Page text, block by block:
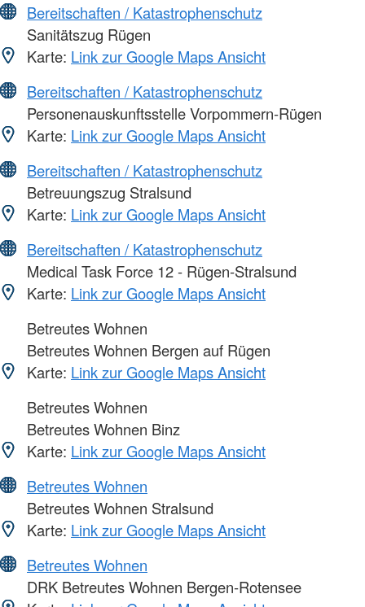
Bereitschaften / Katastrophenschutz
Sanitätszug Rügen
Karte: Link zur Google Maps Ansicht
Bereitschaften / Katastrophenschutz
Personenauskunftsstelle Vorpommern-Rügen
Karte: Link zur Google Maps Ansicht
Bereitschaften / Katastrophenschutz
Betreuungszug Stralsund
Karte: Link zur Google Maps Ansicht
Bereitschaften / Katastrophenschutz
Medical Task Force 12 - Rügen-Stralsund
Karte: Link zur Google Maps Ansicht
Betreutes Wohnen
Betreutes Wohnen Bergen auf Rügen
Karte: Link zur Google Maps Ansicht
Betreutes Wohnen
Betreutes Wohnen Binz
Karte: Link zur Google Maps Ansicht
Betreutes Wohnen
Betreutes Wohnen Stralsund
Karte: Link zur Google Maps Ansicht
Betreutes Wohnen
DRK Betreutes Wohnen Bergen-Rotensee